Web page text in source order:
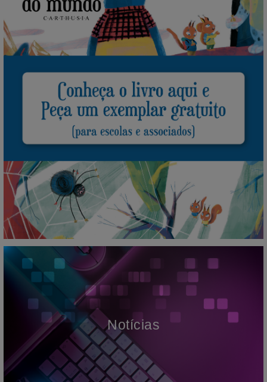
Notícias